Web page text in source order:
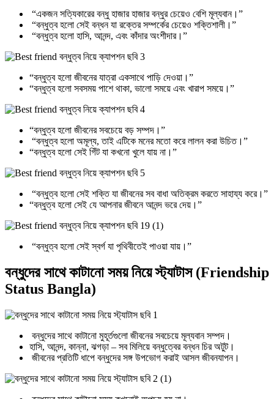
“একজন সত্যিকারের বন্ধু হাজার হাজার বন্ধুর চেয়েও বেশি মূল্যবান।”
“বন্ধুত্ব হলো সেই বন্ধন যা রক্তের সম্পর্কের চেয়েও শক্তিশালী।”
“বন্ধুত্ব হলো হাসি, আনন্দ, এবং কাঁদার অংশীদার।”
“বন্ধুত্ব হলো জীবনের যাত্রা একসাথে পাড়ি দেওয়া।”
“বন্ধুত্ব হলো সবসময় পাশে থাকা, ভালো সময়ে এবং খারাপ সময়ে।”
“বন্ধুত্ব হলো জীবনের সবচেয়ে বড় সম্পদ।”
“বন্ধুত্ব হলো অমূল্য, তাই এটিকে মনের মতো করে লালন করা উচিত।”
“বন্ধুত্ব হলো সেই গিঁট যা কখনো খুলে যায় না।”
“বন্ধুত্ব হলো সেই শক্তি যা জীবনের সব বাধা অতিক্রম করতে সাহায্য করে।”
“বন্ধুত্ব হলো সেই যে আপনার জীবনে আনন্দ ভরে দেয়।”
“বন্ধুত্ব হলো সেই স্বর্গ যা পৃথিবীতেই পাওয়া যায়।”
বন্ধুদের সাথে কাটানো সময় নিয়ে স্ট্যাটাস (Friendship
Status Bangla)
বন্ধুদের সাথে কাটানো মুহূর্তগুলো জীবনের সবচেয়ে মূল্যবান সম্পদ।
হাসি, আনন্দ, কান্না, ঝগড়া – সব মিলিয়ে বন্ধুত্বের বন্ধন চির অটুট।
জীবনের প্রতিটি ধাপে বন্ধুদের সঙ্গ উপভোগ করাই আসল জীবনযাপন।